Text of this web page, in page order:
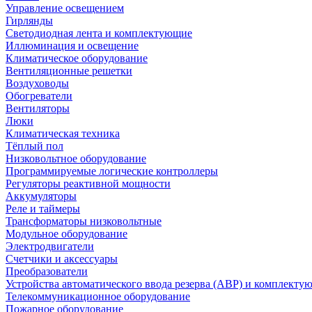
Управление освещением
Гирлянды
Светодиодная лента и комплектующие
Иллюминация и освещение
Климатическое оборудование
Вентиляционные решетки
Воздуховоды
Обогреватели
Вентиляторы
Люки
Климатическая техника
Тёплый пол
Низковольтное оборудование
Программируемые логические контроллеры
Регуляторы реактивной мощности
Аккумуляторы
Реле и таймеры
Трансформаторы низковольтные
Модульное оборудование
Электродвигатели
Счетчики и аксессуары
Преобразователи
Устройства автоматического ввода резерва (АВР) и
Телекоммуникационное оборудование
Пожарное оборудование